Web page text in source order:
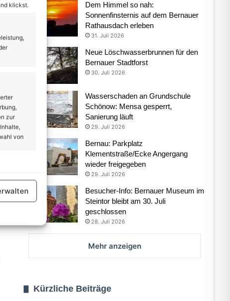
klickst.
zur
von
Dem Himmel so nah:
Sonnenfinsternis auf dem Bernauer
Rathausdach erleben
31. Juli 2026
Neue Löschwasserbrunnen für den
Bernauer Stadtforst
30. Juli 2026
Wasserschaden an Grundschule
Schönow: Mensa gesperrt,
Sanierung läuft
29. Juli 2026
Bernau: Parkplatz
Klementstraße/Ecke Angergang
wieder freigegeben
29. Juli 2026
Besucher-Info: Bernauer Museum im
Steintor bleibt am 30. Juli
geschlossen
28. Juli 2026
Mehr anzeigen
Kürzliche Beiträge